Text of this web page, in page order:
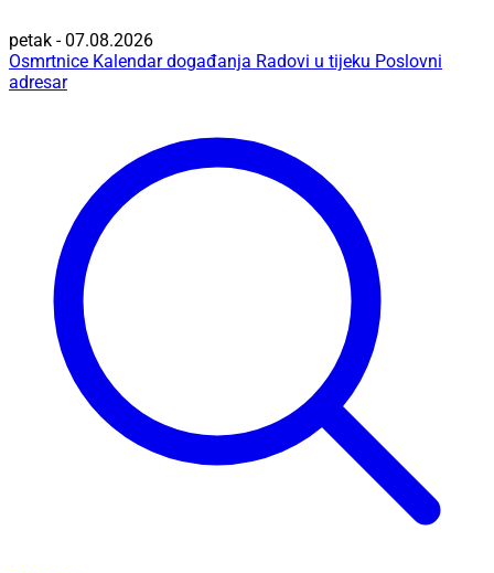
petak - 07.08.2026
Osmrtnice Kalendar događanja Radovi u tijeku Poslovni
adresar